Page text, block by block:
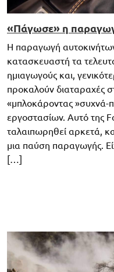
«Πάγωσε» η
Η παραγωγή
κατασκευαστή τα
ημιαγωγούς και,
προκαλούν διαταραχές
«μπλοκάροντας »συχνά-
εργοστασίων. Αυτό της
ταλαιπωρηθεί αρκετά,
μια παύση παραγωγής.
[…]